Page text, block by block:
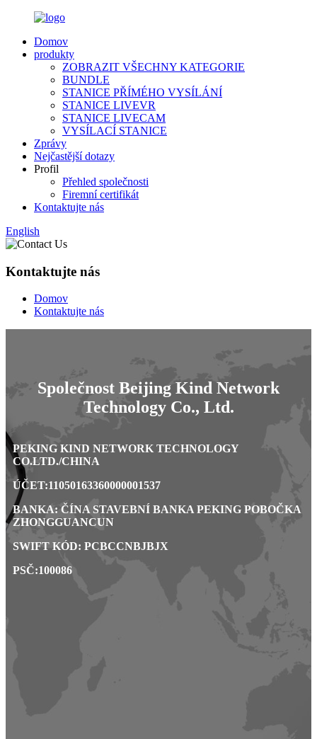
Domov
produkty
ZOBRAZIT VŠECHNY KATEGORIE
BUNDLE
STANICE PŘÍMÉHO VYSÍLÁNÍ
STANICE LIVEVR
STANICE LIVECAM
VYSÍLACÍ STANICE
Zprávy
Nejčastější dotazy
Profil
Přehled společnosti
Firemní certifikát
Kontaktujte nás
English
Kontaktujte nás
Domov
Kontaktujte nás
Společnost Beijing Kind Network
Technology Co., Ltd.
PEKING KIND NETWORK TECHNOLOGY
CO.LTD./CHINA
ÚČET:11050163360000001537
BANKA: ČÍNA STAVEBNÍ BANKA PEKING POBOČKA
ZHONGGUANCUN
SWIFT KÓD: PCBCCNBJBJX
PSČ:100086